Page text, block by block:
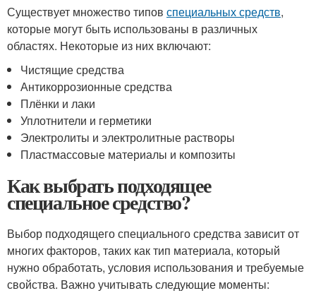
Существует множество типов специальных средств,
которые могут быть использованы в различных
областях. Некоторые из них включают:
Чистящие средства
Антикоррозионные средства
Плёнки и лаки
Уплотнители и герметики
Электролиты и электролитные растворы
Пластмассовые материалы и композиты
Как выбрать подходящее
специальное средство?
Выбор подходящего специального средства зависит от
многих факторов, таких как тип материала, который
нужно обработать, условия использования и требуемые
свойства. Важно учитывать следующие моменты: